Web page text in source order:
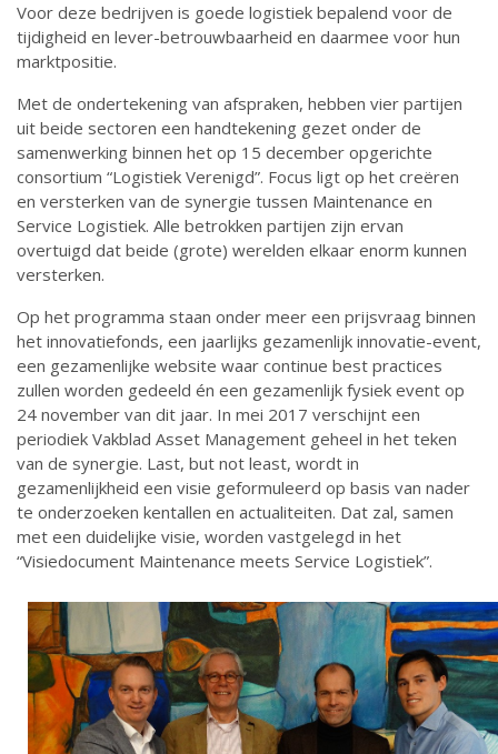
Voor deze bedrijven is goede logistiek bepalend voor de
tijdigheid en lever-betrouwbaarheid en daarmee voor hun
marktpositie.
Met de ondertekening van afspraken, hebben vier partijen
uit beide sectoren een handtekening gezet onder de
samenwerking binnen het op 15 december opgerichte
consortium “Logistiek Verenigd”. Focus ligt op het creëren
en versterken van de synergie tussen Maintenance en
Service Logistiek. Alle betrokken partijen zijn ervan
overtuigd dat beide (grote) werelden elkaar enorm kunnen
versterken.
Op het programma staan onder meer een prijsvraag binnen
het innovatiefonds, een jaarlijks gezamenlijk innovatie-event,
een gezamenlijke website waar continue best practices
zullen worden gedeeld én een gezamenlijk fysiek event op
24 november van dit jaar. In mei 2017 verschijnt een
periodiek Vakblad Asset Management geheel in het teken
van de synergie. Last, but not least, wordt in
gezamenlijkheid een visie geformuleerd op basis van nader
te onderzoeken kentallen en actualiteiten. Dat zal, samen
met een duidelijke visie, worden vastgelegd in het
“Visiedocument Maintenance meets Service Logistiek”.